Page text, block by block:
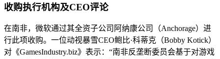
收购执行机构及CEO评论
在南非，微软通过其全资子公司阿纳康公司（Anchorage）进
行此项收购。一位动视暴雪CEO鲍比·科蒂克（Bobby Kotick）
对《GamesIndustry.biz》表示：“南非反垄断委员会基于对游戏